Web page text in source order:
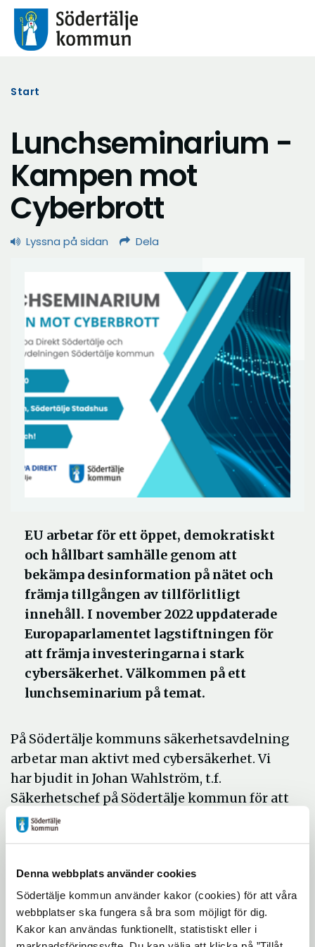
Denna webbplats använder cookies
Södertälje kommun använder kakor (cookies) för att våra
webbplatser ska fungera så bra som möjligt för dig.
Kakor kan användas funktionellt, statistiskt eller i
Start
Lunchseminarium -
Kampen mot
Cyberbrott
Lyssna på sidan Dela
EU arbetar för ett öppet, demokratiskt
och hållbart samhälle genom att
bekämpa desinformation på nätet och
främja tillgången av tillförlitligt
innehåll. I november 2022 uppdaterade
Europaparlamentet lagstiftningen för
att främja investeringarna i stark
cybersäkerhet. Välkommen på ett
lunchseminarium på temat.
På Södertälje kommuns säkerhetsavdelning
arbetar man aktivt med cybersäkerhet. Vi
har bjudit in Johan Wahlström, t.f.
Säkerhetschef på Södertälje kommun för att
diskutera följande frågeställningar:
Vilka är de viktigaste och vanligaste
cyberhoten?
Hur jobbar kommunen för att garantera
säkra system som kan stå emot
attacker?